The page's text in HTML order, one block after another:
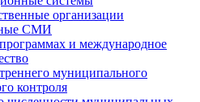
организации
СМИ
и международное
муниципального
контроля